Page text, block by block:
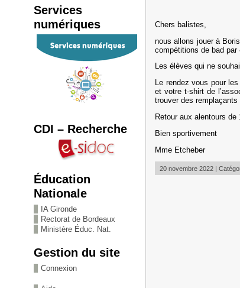
Services
numériques
CDI – Recherche
Éducation
Nationale
IA Gironde
Rectorat de Bordeaux
Ministère Éduc. Nat.
Gestion du site
Connexion
Chers balistes,
nous allons jouer à
compétitions de bad par
Les élèves qui ne
Le rendez vous pour
et votre t-shirt de
trouver des remplaçants
Retour aux alentours de
Bien sportivement
Mme Etcheber
20 novembre 2022 |